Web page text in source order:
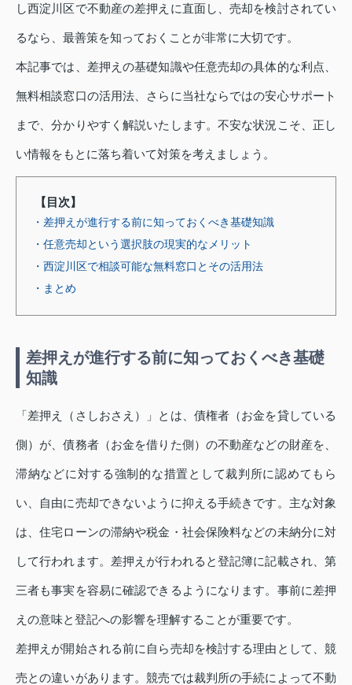
し西淀川区で不動産の差押えに直面し、売却を検討されてい
るなら、最善策を知っておくことが非常に大切です。
本記事では、差押えの基礎知識や任意売却の具体的な利点、
無料相談窓口の活用法、さらに当社ならではの安心サポート
まで、分かりやすく解説いたします。不安な状況こそ、正し
い情報をもとに落ち着いて対策を考えましょう。
【目次】
・差押えが進行する前に知っておくべき基礎知識
・任意売却という選択肢の現実的なメリット
・西淀川区で相談可能な無料窓口とその活用法
・まとめ
差押えが進行する前に知っておくべき基礎
知識
「差押え（さしおさえ）」とは、債権者（お金を貸している
側）が、債務者（お金を借りた側）の不動産などの財産を、
滞納などに対する強制的な措置として裁判所に認めてもら
い、自由に売却できないように抑える手続きです。主な対象
は、住宅ローンの滞納や税金・社会保険料などの未納分に対
して行われます。差押えが行われると登記簿に記載され、第
三者も事実を容易に確認できるようになります。事前に差押
えの意味と登記への影響を理解することが重要です。
差押えが開始される前に自ら売却を検討する理由として、競
売との違いがあります。競売では裁判所の手続によって不動